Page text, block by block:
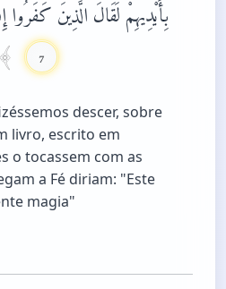
بِأَيْدِيهِمْ لَقَالَ الَّذِينَ
7
descer, sobre
livro, escrito em
o tocassem com as
a Fé diriam: "Este
magia"